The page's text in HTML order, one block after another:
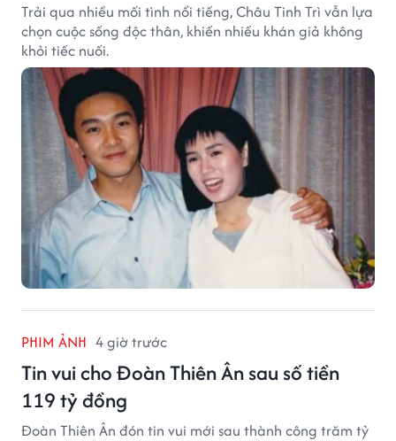
Trải qua nhiều mối tình nổi tiếng, Châu Tinh Trì vẫn lựa
chọn cuộc sống độc thân, khiến nhiều khán giả không
khỏi tiếc nuối.
PHIM ẢNH 4 giờ trước
Tin vui cho Đoàn Thiên Ân sau số tiền
119 tỷ đồng
Đoàn Thiên Ân đón tin vui mới sau thành công trăm tỷ